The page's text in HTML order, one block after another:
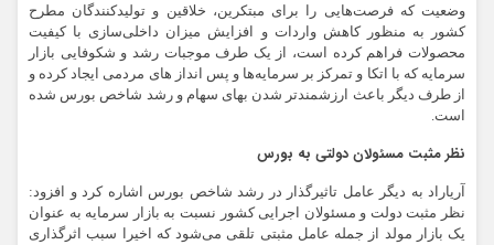
وضعیت که فرصت‌هایی را برای مبتکرین، خلاقین و تولیدکنندگان مطرح
کشور به منظور کاهش واردات و افزایش میزان داخلی‌سازی با کیفیت
محصولات فراهم کرده است، از یک طرف موجبات رشد و شکوفایی بازار
سرمایه که با اتکا و تمرکز بر سرمایه‌ها و پس انداز های مردمی ایجاد کرده و
از طرف دیگر باعث ارزشمندتر شدن بهای سهام و رشد شاخص بورس شده
است.
نظر مثبت مسئولان دولتی به بورس
آریاراد به دیگر عامل تاثیرگذار در رشد شاخص بورس اشاره کرد و افزود:
نظر مثبت دولت و مسئولان اجرایی کشور نسبت به بازار سرمایه به عنوان
یک بازار مولد از جمله عامل مثبتی تلقی می‌شود که اخیرا سبب اثرگذاری